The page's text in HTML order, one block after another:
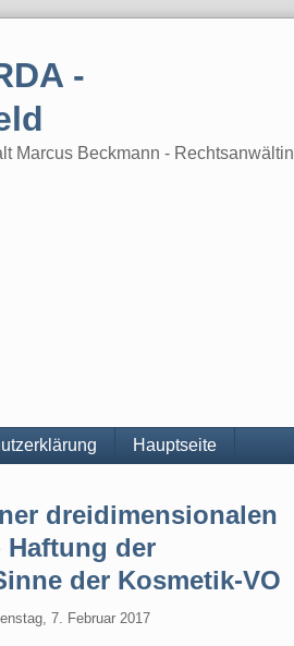
-
Marcus Beckmann - Rechtsanwältin
Hauptseite
dreidimensionalen
Haftung der
der Kosmetik-VO
7. Februar 2017